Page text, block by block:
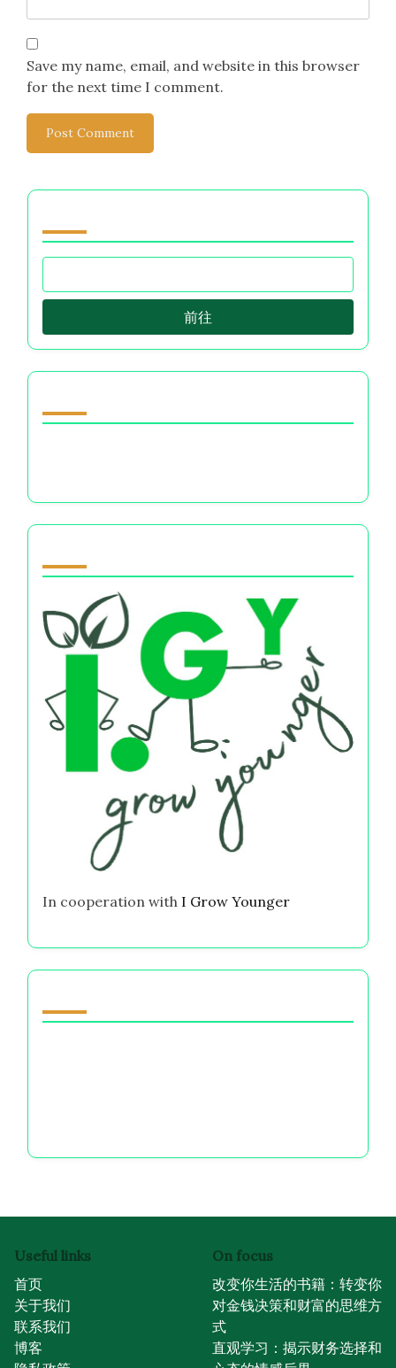
Save my name, email, and website in this browser
for the next time I comment.
前往
In cooperation with I Grow Younger
Useful links
首页
关于我们
联系我们
博客
On focus
改变你生活的书籍：转变你
对金钱决策和财富的思维方
式
直观学习：揭示财务选择和